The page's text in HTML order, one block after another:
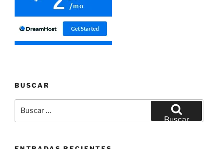
BUSCAR
por:
Buscar